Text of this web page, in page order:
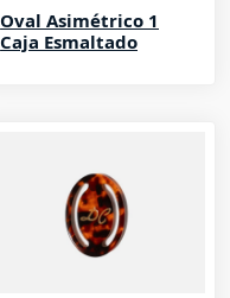
Oval Asimétrico 1
Caja Esmaltado